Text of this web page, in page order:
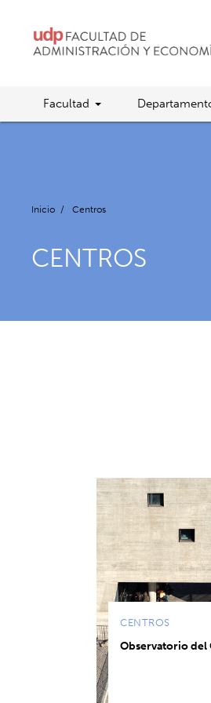
Facultad
Inicio / Centros
CENTROS
CENTROS
Observatorio